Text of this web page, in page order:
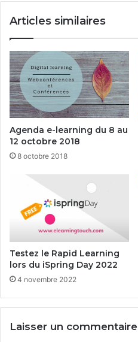
Articles similaires
Agenda e-learning du 8 au
12 octobre 2018
8 octobre 2018
Testez le Rapid Learning
lors du iSpring Day 2022
4 novembre 2022
Laisser un commentaire